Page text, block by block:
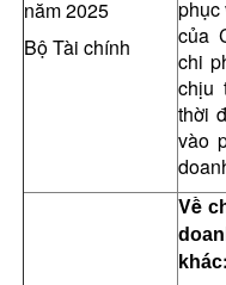
năm 2025
Bộ Tài chính
phục
của
chi
chịu
thời
vào
Về
khác: